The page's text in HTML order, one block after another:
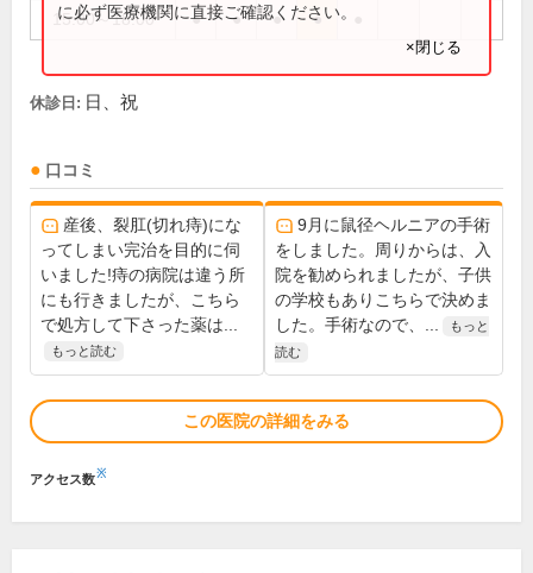
15:00～18:00 ● ● ● ●
に必ず医療機関に直接ご確認ください。
×閉じる
休診日: 日、祝
口コミ
産後、裂肛(切れ痔)にな
ってしまい完治を目的に伺
いました!痔の病院は違う所
にも行きましたが、こちら
で処方して下さった薬は...
もっと読む
9月に鼠径ヘルニアの手術
をしました。周りからは、入
院を勧められましたが、子供
の学校もありこちらで決めま
した。手術なので、...
もっと
読む
この医院の詳細をみる
アクセス数※